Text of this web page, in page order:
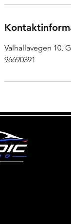
Valhallavegen 10,
96690391